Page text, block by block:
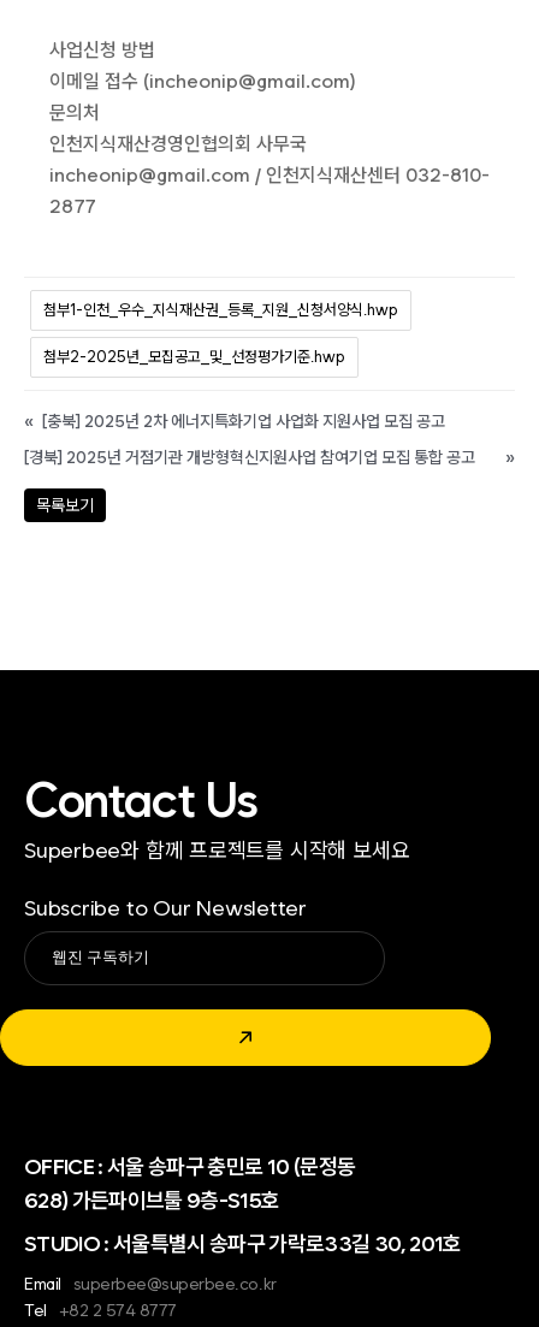
사업신청 방법
이메일 접수 (incheonip@gmail.com)
문의처
인천지식재산경영인협의회 사무국
incheonip@gmail.com / 인천지식재산센터 032-810-
2877
첨부1-인천_우수_지식재산권_등록_지원_신청서양식.hwp
첨부2-2025년_모집공고_및_선정평가기준.hwp
« [충북] 2025년 2차 에너지특화기업 사업화 지원사업 모집 공고
[경북] 2025년 거점기관 개방형혁신지원사업 참여기업 모집 통합 공고
»
목록보기
Contact Us
Superbee와 함께 프로젝트를 시작해 보세요
Subscribe to Our Newsletter
↗
Alternative:
OFFICE :서울 송파구 충민로 10 (문정동
628) 가든파이브툴 9층-S15호
STUDIO : 서울특별시 송파구 가락로33길 30, 201호
Email
superbee@superbee.co.kr
Tel
+82 2 574 8777